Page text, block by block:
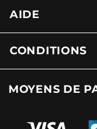
AIDE
CONDITIONS
MOYENS DE